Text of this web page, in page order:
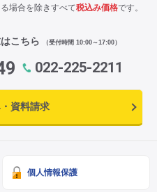
場合を除きすべて税込み価格です。
こちら （受付時間 10:00～17:00）
022-225-2211
資料請求
個人情報保護